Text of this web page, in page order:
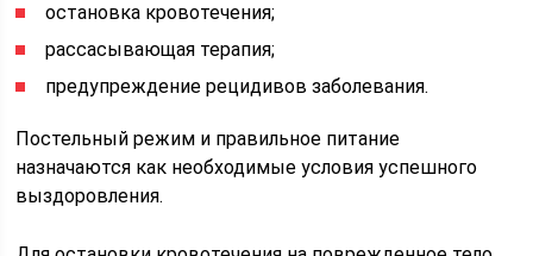
остановка кровотечения;
рассасывающая терапия;
предупреждение рецидивов заболевания.
Постельный режим и правильное питание
назначаются как необходимые условия успешного
выздоровления.